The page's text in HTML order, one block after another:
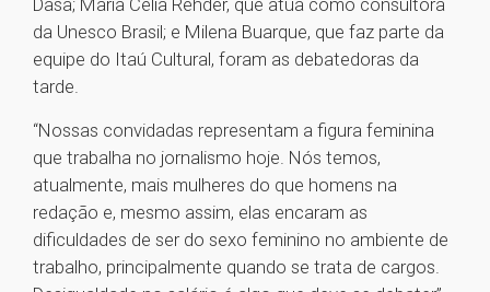
Dasa; Maria Célia Rehder, que atua como consultora
da Unesco Brasil; e Milena Buarque, que faz parte da
equipe do Itaú Cultural, foram as debatedoras da
tarde.
“Nossas convidadas representam a figura feminina
que trabalha no jornalismo hoje. Nós temos,
atualmente, mais mulheres do que homens na
redação e, mesmo assim, elas encaram as
dificuldades de ser do sexo feminino no ambiente de
trabalho, principalmente quando se trata de cargos.